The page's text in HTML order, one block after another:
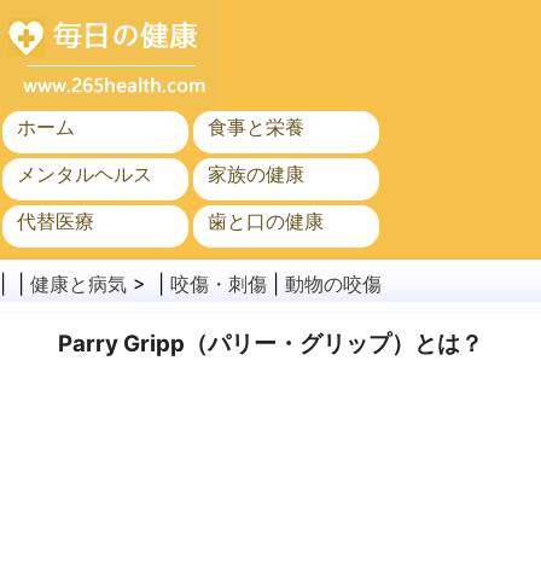
ホーム
食事と栄養
メンタルヘルス
家族の健康
代替医療
歯と口の健康
がん
公衆衛生
健康と病気 > | 咬傷・刺傷 動物の咬傷
Parry Gripp（パリー・グリップ）とは？